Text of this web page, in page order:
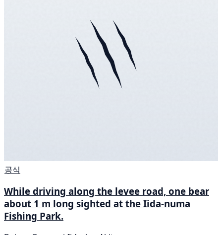
공식
While driving along the levee road, one bear
about 1 m long sighted at the Iida-numa
Fishing Park.